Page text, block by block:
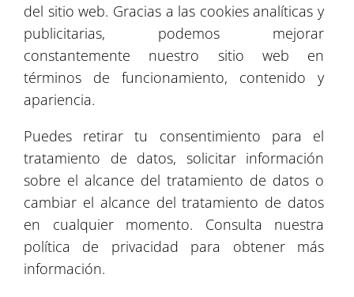
Leaflet| © OpenStreetMap©CartoDB
Libro de recomendaciones
Catálogo de productos
del sitio web. Gracias a las cookies analíticas y
publicitarias, podemos mejorar
constantemente nuestro sitio web en
términos de funcionamiento, contenido y
apariencia.
Puedes retirar tu consentimiento para el
tratamiento de datos, solicitar información
sobre el alcance del tratamiento de datos o
cambiar el alcance del tratamiento de datos
en cualquier momento. Consulta nuestra
política de privacidad para obtener más
información.